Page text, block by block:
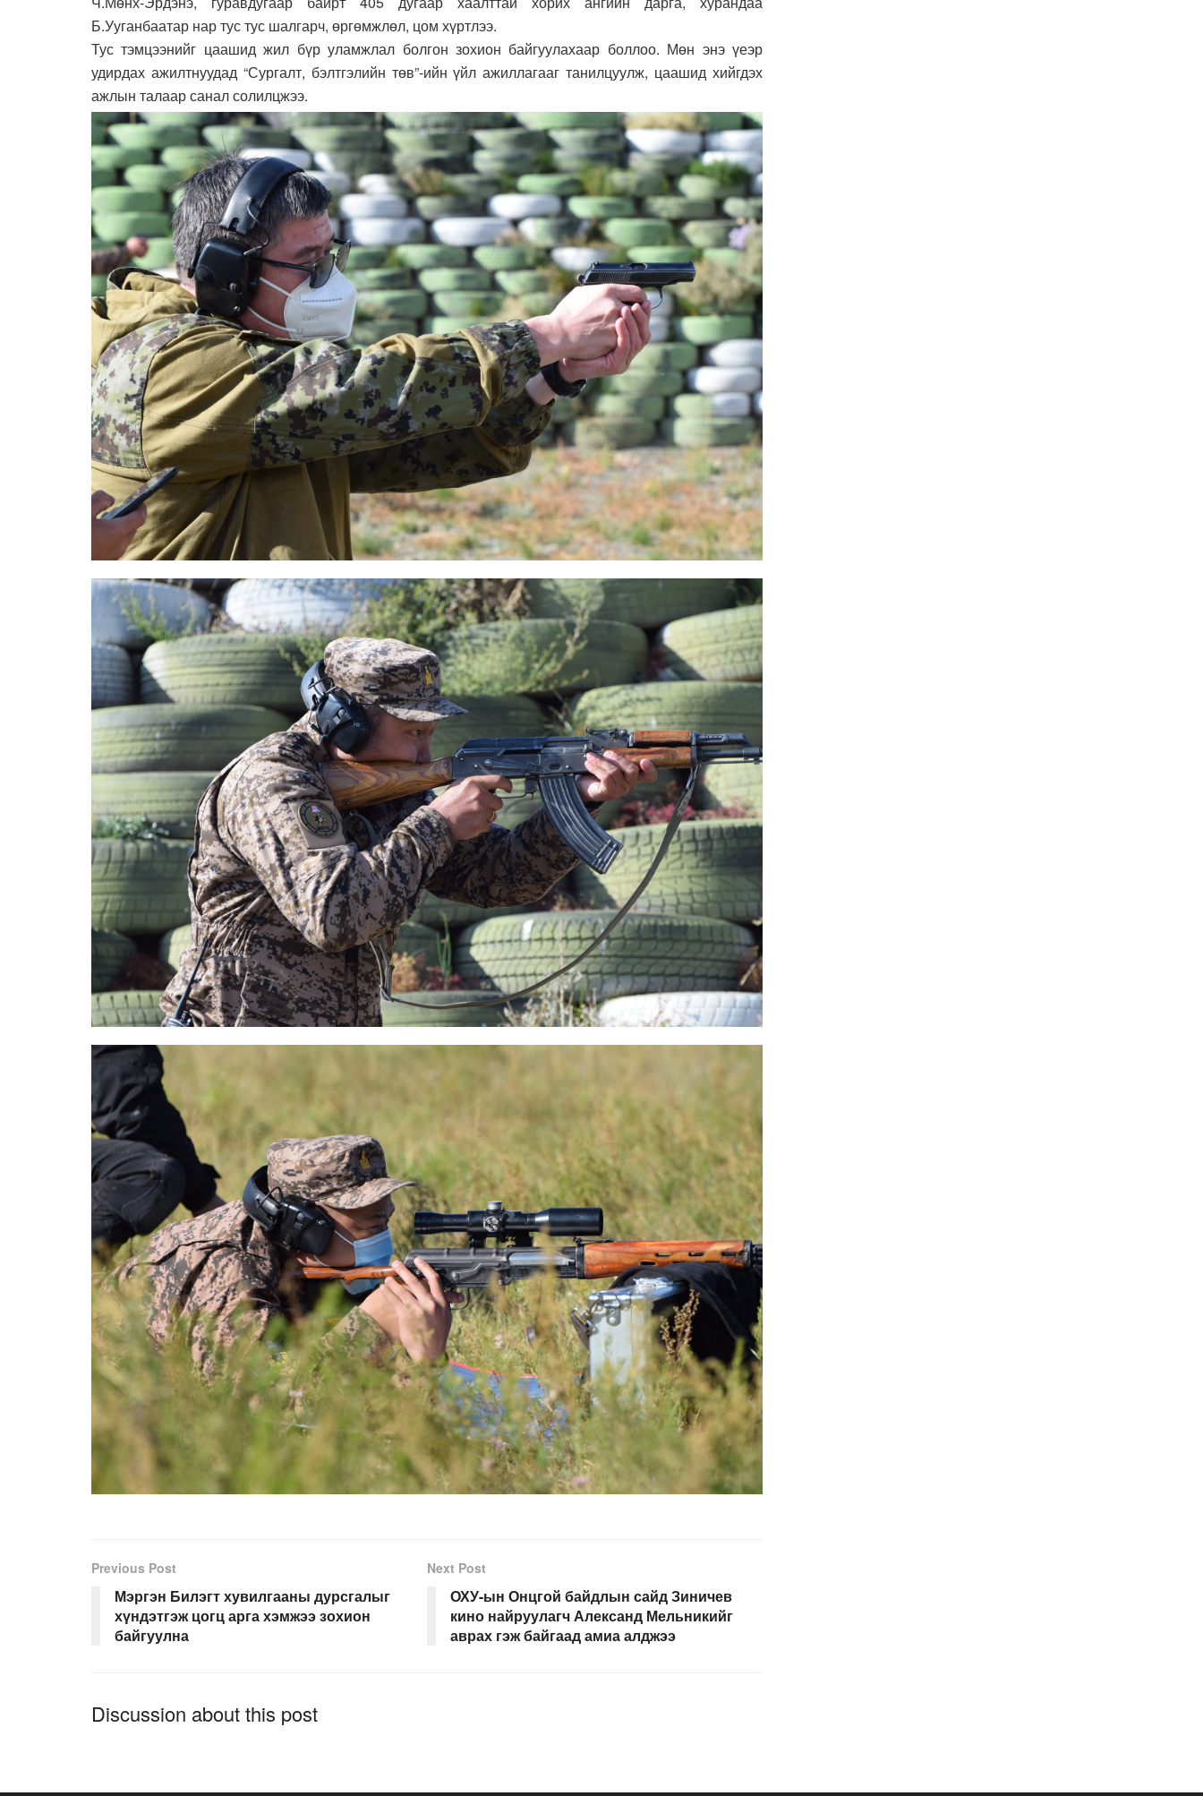
Б.Ууганбаатар нар тус тус шалгарч, өргөмжлөл, цом хүртлээ.
Тус тэмцээнийг цаашид жил бүр уламжлал болгон зохион байгуулахаар боллоо. Мөн энэ үеэр
удирдах ажилтнуудад “Сургалт, бэлтгэлийн төв”-ийн үйл ажиллагааг танилцуулж, цаашид хийгдэх
ажлын талаар санал солилцжээ.
Previous Post
Мэргэн Билэгт хувилгааны дурсгалыг
хүндэтгэж цогц арга хэмжээ зохион
байгуулна
Next Post
ОХУ-ын Онцгой байдлын сайд Зиничев
кино найруулагч Александ Мельникийг
аврах гэж байгаад амиа алджээ
Discussion about this post